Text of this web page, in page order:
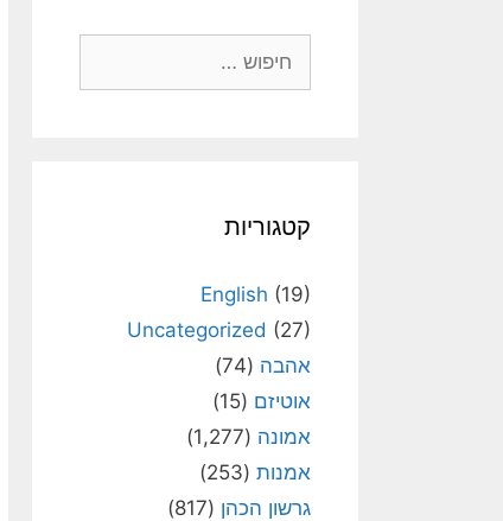
קטגוריות
English (19)
Uncategorized (27)
אהבה (74)
אוטיזם (15)
אמונה (1,277)
אמנות (253)
גרשון הכהן (817)